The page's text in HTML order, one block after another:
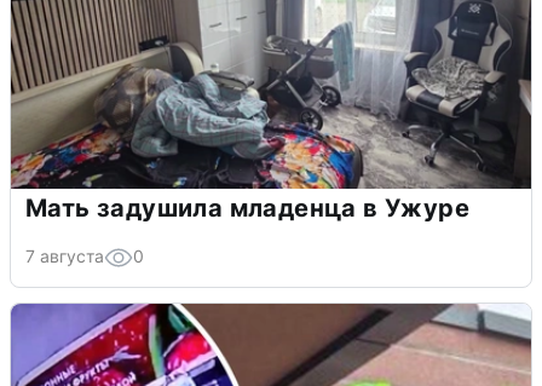
Мать задушила младенца в Ужуре
7 августа 0